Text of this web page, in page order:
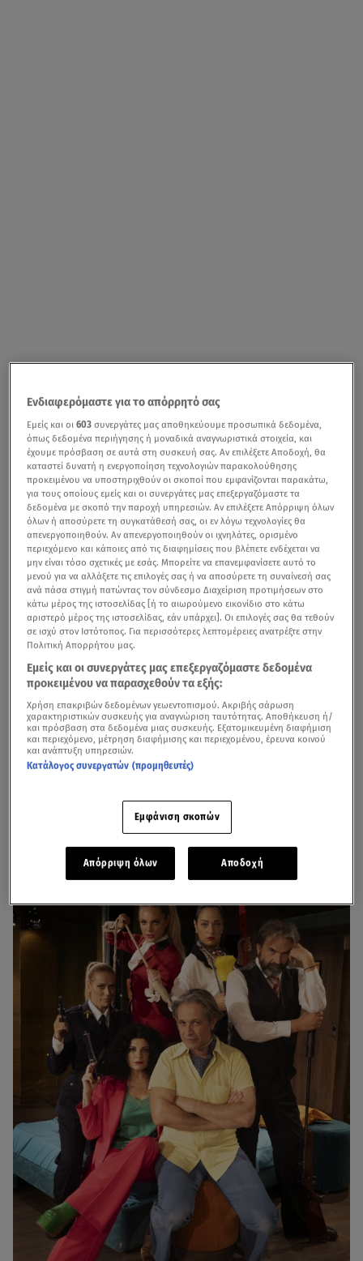
Δείτε όλες τις φωτογραφίες από την παράσταση
Η θερμή υποδοχή του κοινού και τα ασταμάτητα γέλια
φέρνουν τον Αιμίλιο Χειλάκη να πρωταγωνιστεί για 2η
Τύχει!...» του Francis Veber, συγγραφέα επίσης των
θεατρικών επιτυχιών «Δείπνο Ηλιθίων», «Το Κλουβί με
τις Τρελές».
Ενδιαφερόμαστε για το απόρρητό σας
Εμείς και οι603 συνεργάτες μας αποθηκεύουμε προσωπικά δεδομένα,
όπως δεδομένα περιήγησης ή μοναδικά αναγνωριστικά στοιχεία, και
έχουμε πρόσβαση σε αυτά στη συσκευή σας. Αν επιλέξετε Αποδοχή, θα
καταστεί δυνατή η ενεργοποίηση τεχνολογιών παρακολούθησης
προκειμένου να υποστηριχθούν οι σκοποί που εμφανίζονται παρακάτω,
για τους οποίους εμείς και οι συνεργάτες μας επεξεργαζόμαστε τα
δεδομένα με σκοπό την παροχή υπηρεσιών. Αν επιλέξετε Απόρριψη όλων
όλων ή αποσύρετε τη συγκατάθεσή σας, οι εν λόγω τεχνολογίες θα
απενεργοποιηθούν. Αν απενεργοποιηθούν οι ιχνηλάτες, ορισμένο
περιεχόμενο και κάποιες από τις διαφημίσεις που βλέπετε ενδέχεται να
μην είναι τόσο σχετικές με εσάς. Μπορείτε να επανεμφανίσετε αυτό το
μενού για να αλλάξετε τις επιλογές σας ή να αποσύρετε τη συναίνεσή σας
ανά πάσα στιγμή πατώντας τον σύνδεσμο Διαχείριση προτιμήσεων στο
κάτω μέρος της ιστοσελίδας [ή το αιωρούμενο εικονίδιο στο κάτω
αριστερό μέρος της ιστοσελίδας, εάν υπάρχει]. Οι επιλογές σας θα τεθούν
σε ισχύ στον Ιστότοπος. Για περισσότερες λεπτομέρειες ανατρέξτε στην
Πολιτική Απορρήτου μας.
Εμείς και οι συνεργάτες μας επεξεργαζόμαστε δεδομένα
προκειμένου να παρασχεθούν τα εξής:
Χρήση επακριβών δεδομένων γεωεντοπισμού. Ακριβής σάρωση
χαρακτηριστικών συσκευής για αναγνώριση ταυτότητας. Αποθήκευση ή/
και πρόσβαση στα δεδομένα μιας συσκευής. Εξατομικευμένη διαφήμιση
και περιεχόμενο, μέτρηση διαφήμισης και περιεχομένου, έρευνα κοινού
και ανάπτυξη υπηρεσιών.
Κατάλογος συνεργατών (προμηθευτές)
Εμφάνιση σκοπών
Απόρριψη όλων Αποδοχή